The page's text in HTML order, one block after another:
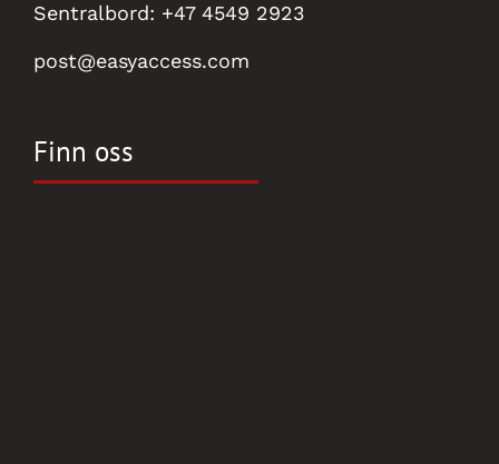
Sentralbord: +47 4549 2923
post@easyaccess.com
Finn oss